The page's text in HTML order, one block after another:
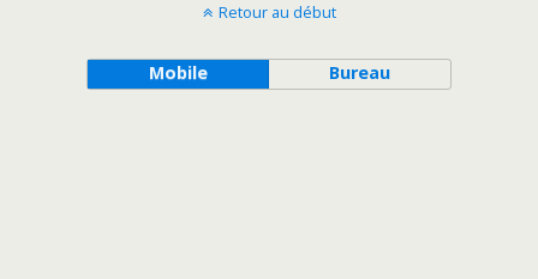
Retour au début
Mobile Bureau